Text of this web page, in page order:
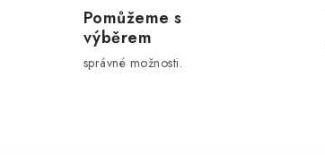
Pomůžeme s
výběrem
správné možnosti.